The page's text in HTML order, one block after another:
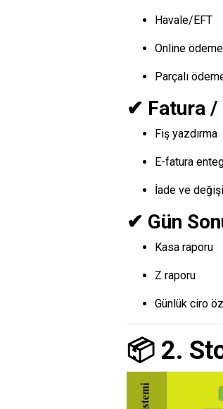
Havale/EFT
Online ödeme
Parçalı
✔ Fatura /
Fiş yazdırma
E-fatura
İade ve
✔ Gün
Kasa raporu
Z raporu
Günlük ciro
📦 2.